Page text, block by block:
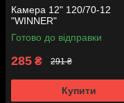
Камера 12" 120/70-12
"WINNER"
Готово до відправки
285 ₴ 291 ₴
Купити